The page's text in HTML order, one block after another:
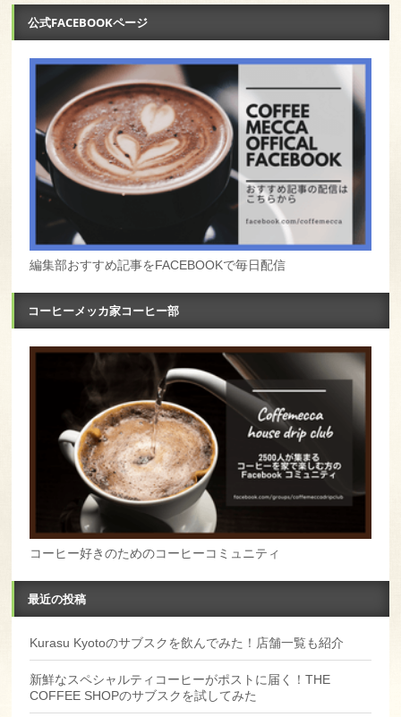
公式FACEBOOKページ
編集部おすすめ記事をFACEBOOKで毎日配信
コーヒーメッカ家コーヒー部
コーヒー好きのためのコーヒーコミュニティ
最近の投稿
Kurasu Kyotoのサブスクを飲んでみた！店舗一覧も紹介
新鮮なスペシャルティコーヒーがポストに届く！THE
COFFEE SHOPのサブスクを試してみた